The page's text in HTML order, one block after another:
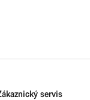
servis